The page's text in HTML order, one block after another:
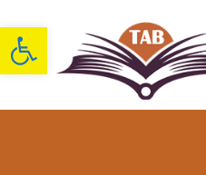
Eszköztár megnyitása